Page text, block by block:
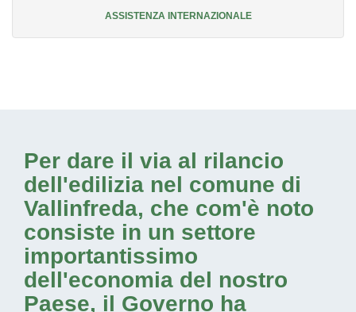
ASSISTENZA INTERNAZIONALE
Per dare il via al rilancio
dell'edilizia nel comune di
Vallinfreda, che com'è noto
consiste in un settore
importantissimo
dell'economia del nostro
Paese, il Governo ha